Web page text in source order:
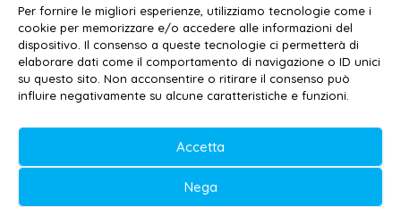
Per fornire le migliori esperienze, utilizziamo tecnologie come i
cookie per memorizzare e/o accedere alle informazioni del
dispositivo. Il consenso a queste tecnologie ci permetterà di
elaborare dati come il comportamento di navigazione o ID unici
su questo sito. Non acconsentire o ritirare il consenso può
influire negativamente su alcune caratteristiche e funzioni.
Accetta
Nega
Email: redazione@galatina24.it
Contatti –Disclaimer
Privacy policy –Cookie policy
Testata iscritta al n. 11/2020 Registro della
Stampa Tribunale di Lecce